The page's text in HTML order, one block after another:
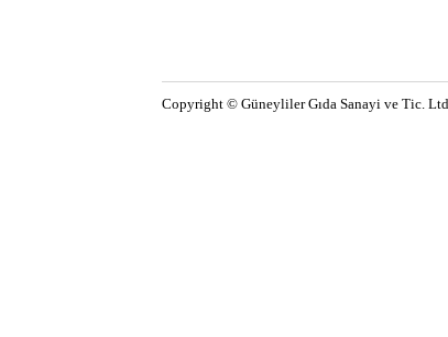
Copyright © Güneyliler Gıda Sanayi ve Tic.